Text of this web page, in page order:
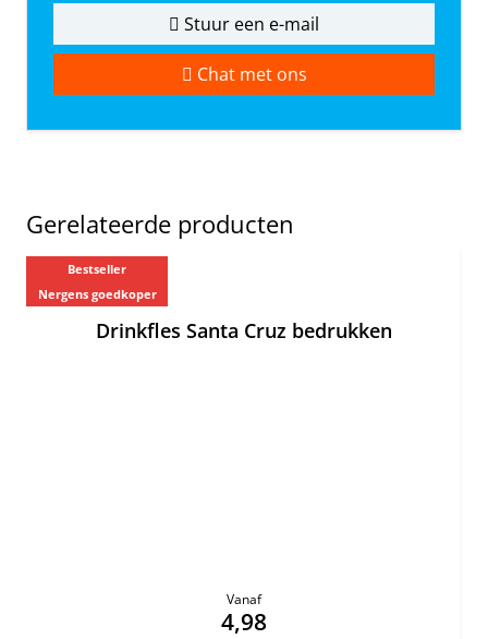
Stuur een e-mail
Chat met ons
Gerelateerde producten
Bestseller
Nergens goedkoper
Drinkfles Santa Cruz bedrukken
Vanaf
4,98